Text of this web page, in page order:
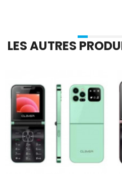
LES AUTRES